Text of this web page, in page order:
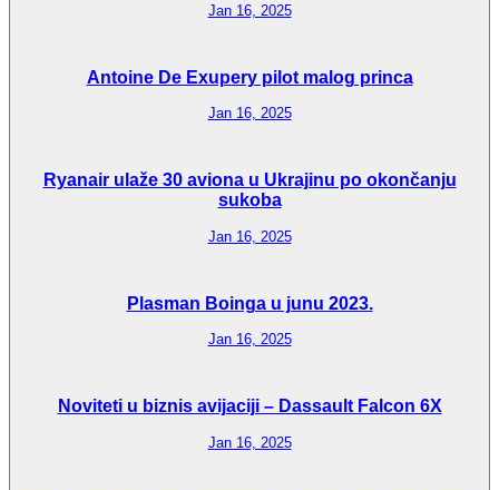
Jan 16, 2025
Antoine De Exupery pilot malog princa
Jan 16, 2025
Ryanair ulaže 30 aviona u Ukrajinu po okončanju
sukoba
Jan 16, 2025
Plasman Boinga u junu 2023.
Jan 16, 2025
Noviteti u biznis avijaciji – Dassault Falcon 6X
Jan 16, 2025